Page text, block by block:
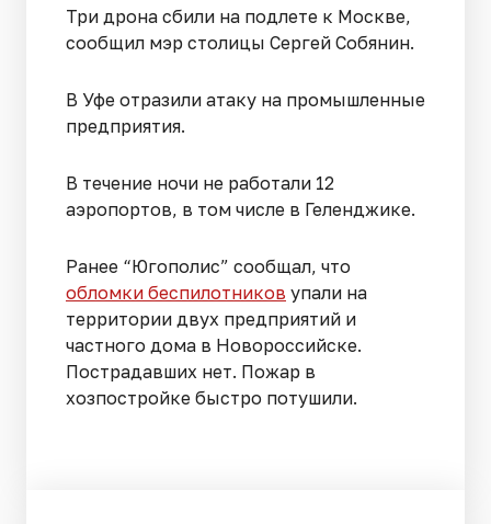
Три дрона сбили на подлете к Москве,
сообщил мэр столицы Сергей Собянин.
В Уфе отразили атаку на промышленные
предприятия.
В течение ночи не работали 12
аэропортов, в том числе в Геленджике.
Ранее “Югополис” сообщал, что
обломки беспилотников упали на
территории двух предприятий и
частного дома в Новороссийске.
Пострадавших нет. Пожар в
хозпостройке быстро потушили.